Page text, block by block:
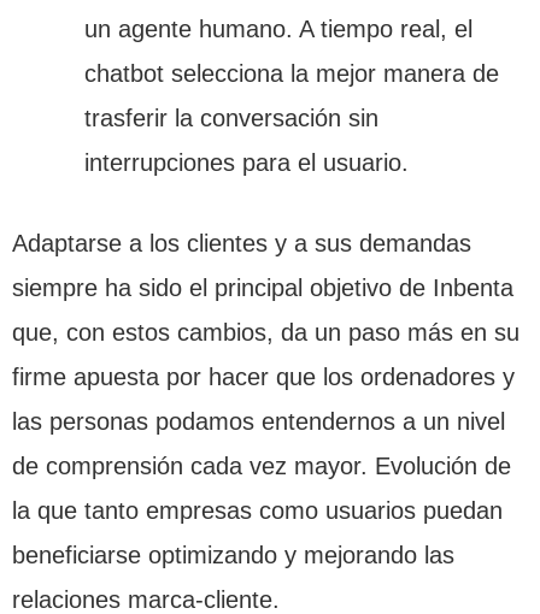
un agente humano. A tiempo real, el
chatbot selecciona la mejor manera de
trasferir la conversación sin
interrupciones para el usuario.
Adaptarse a los clientes y a sus demandas
siempre ha sido el principal objetivo de Inbenta
que, con estos cambios, da un paso más en su
firme apuesta por hacer que los ordenadores y
las personas podamos entendernos a un nivel
de comprensión cada vez mayor. Evolución de
la que tanto empresas como usuarios puedan
beneficiarse optimizando y mejorando las
relaciones marca-cliente.